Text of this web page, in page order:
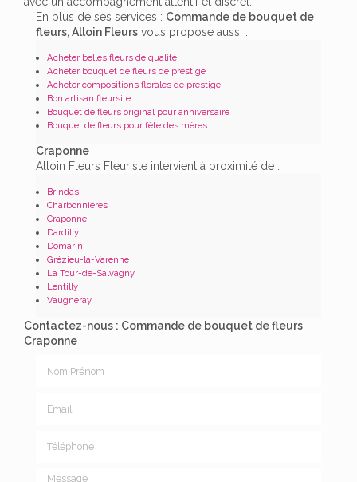
En plus de ses services : Commande de bouquet de
fleurs, Alloin Fleurs vous propose aussi :
Acheter belles fleurs de qualité
Acheter bouquet de fleurs de prestige
Acheter compositions florales de prestige
Bon artisan fleursite
Bouquet de fleurs original pour anniversaire
Bouquet de fleurs pour fête des mères
Craponne
Alloin Fleurs Fleuriste intervient à proximité de :
Brindas
Charbonnières
Craponne
Dardilly
Domarin
Grézieu-la-Varenne
La Tour-de-Salvagny
Lentilly
Vaugneray
Contactez-nous : Commande de bouquet de fleurs
Craponne
Message